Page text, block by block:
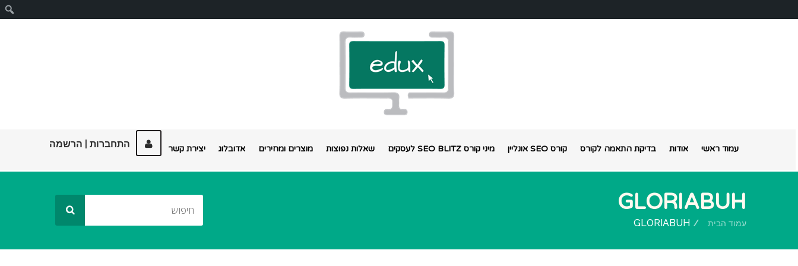
עמוד ראשי אודות בדיקת התאמה לקורס קורס SEO אונליין מיני קורס SEO BLITZ לעסקים שאלות נפוצות מוצרים ומחירים אדובלוג יצירת קשר התחברות הרשמה
GLORIABUH
עמוד הבית GLORIABUH